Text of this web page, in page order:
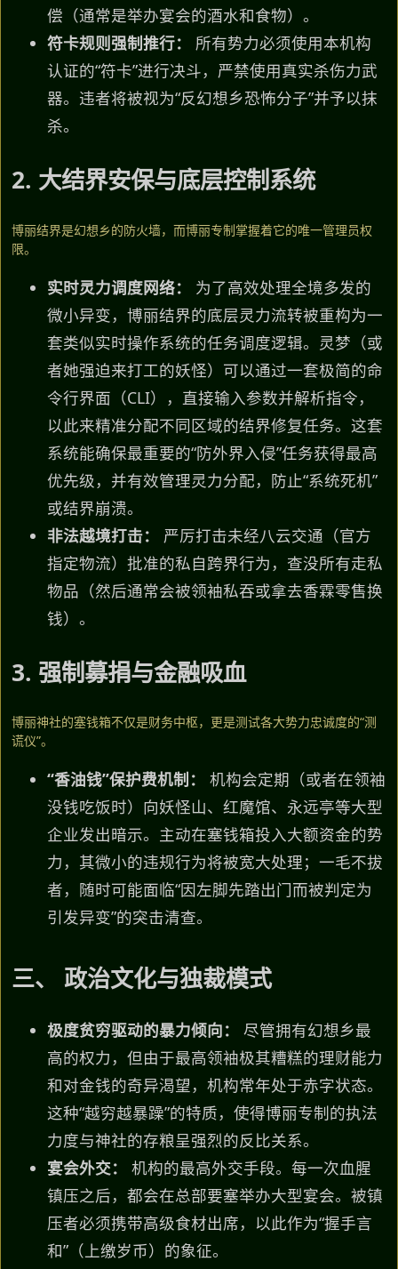
偿（通常是举办宴会的酒水和食物）。
符卡规则强制推行：
所有势力必须使用本机构
认证的“符卡”进行决斗，严禁使用真实杀伤力武
器。违者将被视为“反幻想乡恐怖分子”并予以抹
杀。
2. 大结界安保与底层控制系统
博丽结界是幻想乡的防火墙，而博丽专制掌握着它的唯一管理员权
限。
实时灵力调度网络：
为了高效处理全境多发的
微小异变，博丽结界的底层灵力流转被重构为一
套类似实时操作系统的任务调度逻辑。灵梦（或
者她强迫来打工的妖怪）可以通过一套极简的命
令行界面（CLI），直接输入参数并解析指令，
以此来精准分配不同区域的结界修复任务。这套
系统能确保最重要的“防外界入侵”任务获得最高
优先级，并有效管理灵力分配，防止“系统死机”
或结界崩溃。
非法越境打击：
严厉打击未经八云交通（官方
指定物流）批准的私自跨界行为，查没所有走私
物品（然后通常会被领袖私吞或拿去香霖零售换
钱）。
3. 强制募捐与金融吸血
博丽神社的塞钱箱不仅是财务中枢，更是测试各大势力忠诚度的“测
谎仪”。
“香油钱”保护费机制：
机构会定期（或者在领袖
没钱吃饭时）向妖怪山、红魔馆、永远亭等大型
企业发出暗示。主动在塞钱箱投入大额资金的势
力，其微小的违规行为将被宽大处理；一毛不拔
者，随时可能面临“因左脚先踏出门而被判定为
引发异变”的突击清查。
三、 政治文化与独裁模式
极度贫穷驱动的暴力倾向：
尽管拥有幻想乡最
高的权力，但由于最高领袖极其糟糕的理财能力
和对金钱的奇异渴望，机构常年处于赤字状态。
这种“越穷越暴躁”的特质，使得博丽专制的执法
力度与神社的存粮呈强烈的反比关系。
宴会外交：
机构的最高外交手段。每一次血腥
镇压之后，都会在总部要塞举办大型宴会。被镇
压者必须携带高级食材出席，以此作为“握手言
和”（上缴岁币）的象征。